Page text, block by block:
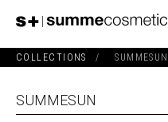
COLLECTIONS / SUMMESUN
SUMMESUN